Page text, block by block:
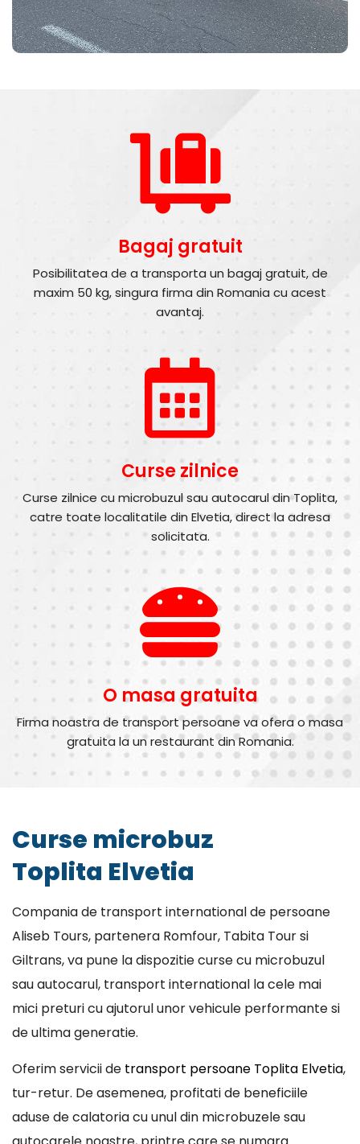
Bagaj gratuit
Posibilitatea de a transporta un bagaj gratuit, de
maxim 50 kg, singura firma din Romania cu acest
avantaj.
Curse zilnice
Curse zilnice cu microbuzul sau autocarul din Toplita,
catre toate localitatile din Elvetia, direct la adresa
solicitata.
O masa gratuita
Firma noastra de transport persoane va ofera o masa
gratuita la un restaurant din Romania.
Curse microbuz
Toplita Elvetia
Compania de transport international de persoane
Aliseb Tours, partenera Romfour, Tabita Tour si
Giltrans, va pune la dispozitie curse cu microbuzul
sau autocarul, transport international la cele mai
mici preturi cu ajutorul unor vehicule performante si
de ultima generatie.
Oferim servicii de transport persoane Toplita Elvetia,
tur-retur. De asemenea, profitati de beneficiile
aduse de calatoria cu unul din microbuzele sau